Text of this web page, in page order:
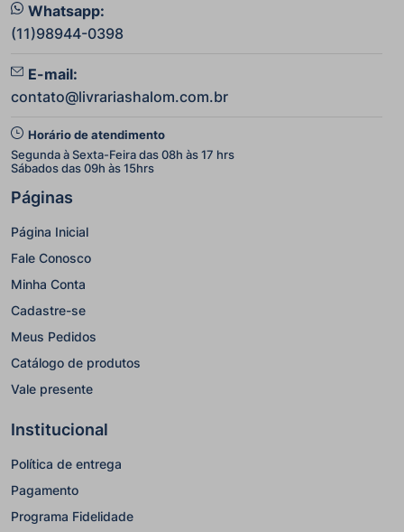
Whatsapp:
(11)98944-0398
E-mail:
contato@livrariashalom.com.br
Horário de atendimento
Segunda à Sexta-Feira das 08h às 17 hrs
Sábados das 09h às 15hrs
Páginas
Página Inicial
Fale Conosco
Minha Conta
Cadastre-se
Meus Pedidos
Catálogo de produtos
Vale presente
Institucional
Política de entrega
Pagamento
Programa Fidelidade